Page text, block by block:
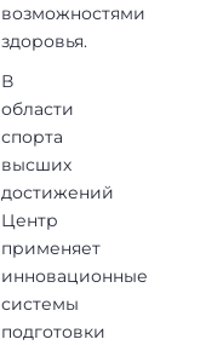
возможностями
здоровья.
В
области
спорта
высших
достижений
Центр
применяет
инновационные
системы
подготовки